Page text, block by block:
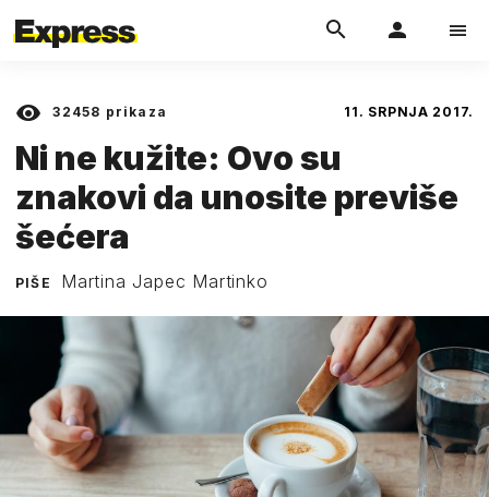
32458 prikaza 11. SRPNJA 2017.
Ni ne kužite: Ovo su
znakovi da unosite previše
šećera
PIŠE Martina Japec Martinko